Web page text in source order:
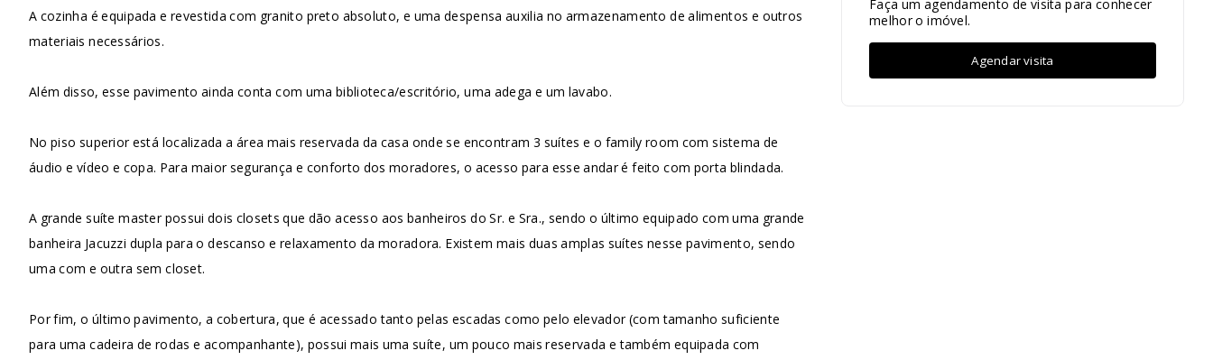
A cozinha é equipada e revestida com granito preto absoluto, e uma despensa auxilia no armazenamento de alimentos e outros
materiais necessários.
Além disso, esse pavimento ainda conta com uma biblioteca/escritório, uma adega e um lavabo.
No piso superior está localizada a área mais reservada da casa onde se encontram 3 suítes e o family room com sistema de
áudio e vídeo e copa. Para maior segurança e conforto dos moradores, o acesso para esse andar é feito com porta blindada.
A grande suíte master possui dois closets que dão acesso aos banheiros do Sr. e Sra., sendo o último equipado com uma grande
banheira Jacuzzi dupla para o descanso e relaxamento da moradora. Existem mais duas amplas suítes nesse pavimento, sendo
uma com e outra sem closet.
Por fim, o último pavimento, a cobertura, que é acessado tanto pelas escadas como pelo elevador (com tamanho suficiente
para uma cadeira de rodas e acompanhante), possui mais uma suíte, um pouco mais reservada e também equipada com
Faça um agendamento de visita para conhecer
melhor o imóvel.
Agendar visita